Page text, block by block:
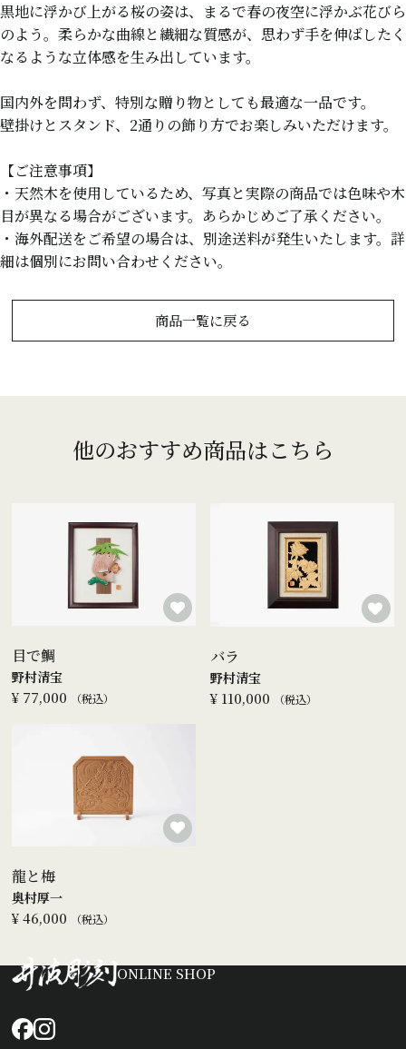
黒地に浮かび上がる桜の姿は、まるで春の夜空に浮かぶ花びら
のよう。柔らかな曲線と繊細な質感が、思わず手を伸ばしたく
なるような立体感を生み出しています。
国内外を問わず、特別な贈り物としても最適な一品です。
壁掛けとスタンド、2通りの飾り方でお楽しみいただけます。
【ご注意事項】
・天然木を使用しているため、写真と実際の商品では色味や木
目が異なる場合がございます。あらかじめご了承ください。
・海外配送をご希望の場合は、別途送料が発生いたします。詳
細は個別にお問い合わせください。
商品一覧に戻る
他のおすすめ商品はこちら
目で鯛
¥ 77,000 税込
野村清宝
バラ
¥ 110,000 税込
野村清宝
龍と梅
¥ 46,000 税込
奥村厚一
ONLINE SHOP